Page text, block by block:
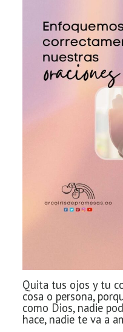
Quita tus ojos y tu
cosa o persona,
como Dios, nadie
hace, nadie te va a